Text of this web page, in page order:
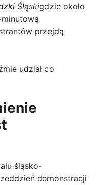
Śląskigdzie około
przejdą
udział co
śląsko-
demonstracji